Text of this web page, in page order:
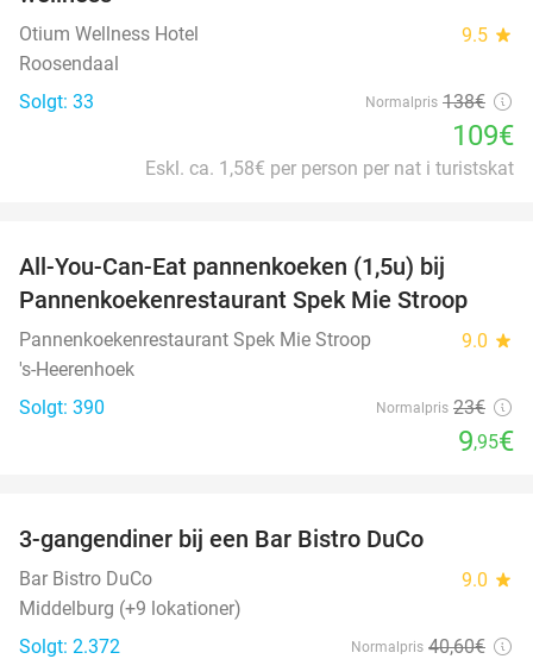
Otium Wellness Hotel 9.5 star
Roosendaal
Solgt: 33
Normalpris 138€
109€
Eskl. ca. 1,58€ per person per nat i turistskat
All-You-Can-Eat pannenkoeken (1,5u) bij
Pannenkoekenrestaurant Spek Mie Stroop
Pannenkoekenrestaurant Spek Mie Stroop 9.0 star
's-Heerenhoek
Solgt: 390
Normalpris 23€
9,95€
3-gangendiner bij een Bar Bistro DuCo
Bar Bistro DuCo 9.0 star
Middelburg (+9 lokationer)
Solgt: 2.372
Normalpris 40,60€